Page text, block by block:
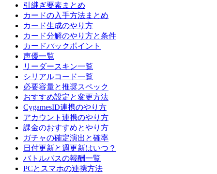
引継ぎ要素まとめ
カードの入手方法まとめ
カード生成のやり方
カード分解のやり方と条件
カードパックポイント
声優一覧
リーダースキン一覧
シリアルコード一覧
必要容量と推奨スペック
おすすめ設定と変更方法
CygamesID連携のやり方
アカウント連携のやり方
課金のおすすめとやり方
ガチャの確定演出と確率
日付更新と週更新はいつ？
バトルパスの報酬一覧
PCとスマホの連携方法